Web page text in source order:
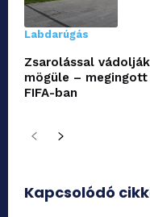
Labdarúgás
Zsarolással
mögüle –
FIFA-ban
Kapcsolódó